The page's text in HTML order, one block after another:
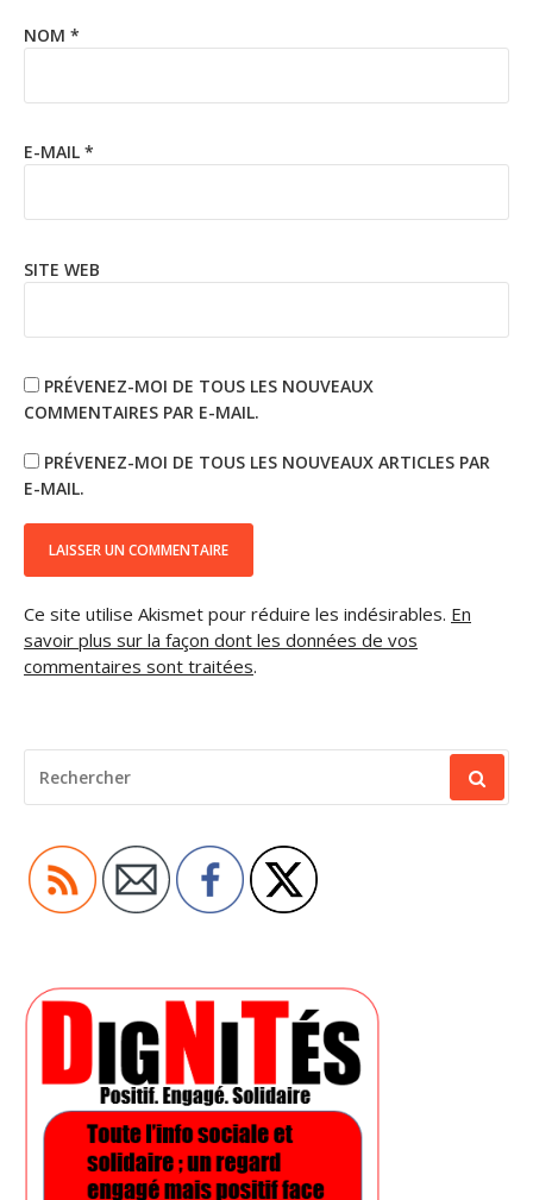
NOM *
E-MAIL *
SITE WEB
PRÉVENEZ-MOI DE TOUS LES NOUVEAUX
COMMENTAIRES PAR E-MAIL.
PRÉVENEZ-MOI DE TOUS LES NOUVEAUX ARTICLES PAR
E-MAIL.
Ce site utilise Akismet pour réduire les indésirables. En
savoir plus sur la façon dont les données de vos
commentaires sont traitées.
POUR
: